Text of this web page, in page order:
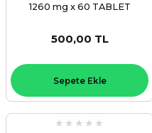
1260 mg x 60 TABLET
500,00 TL
Sepete Ekle